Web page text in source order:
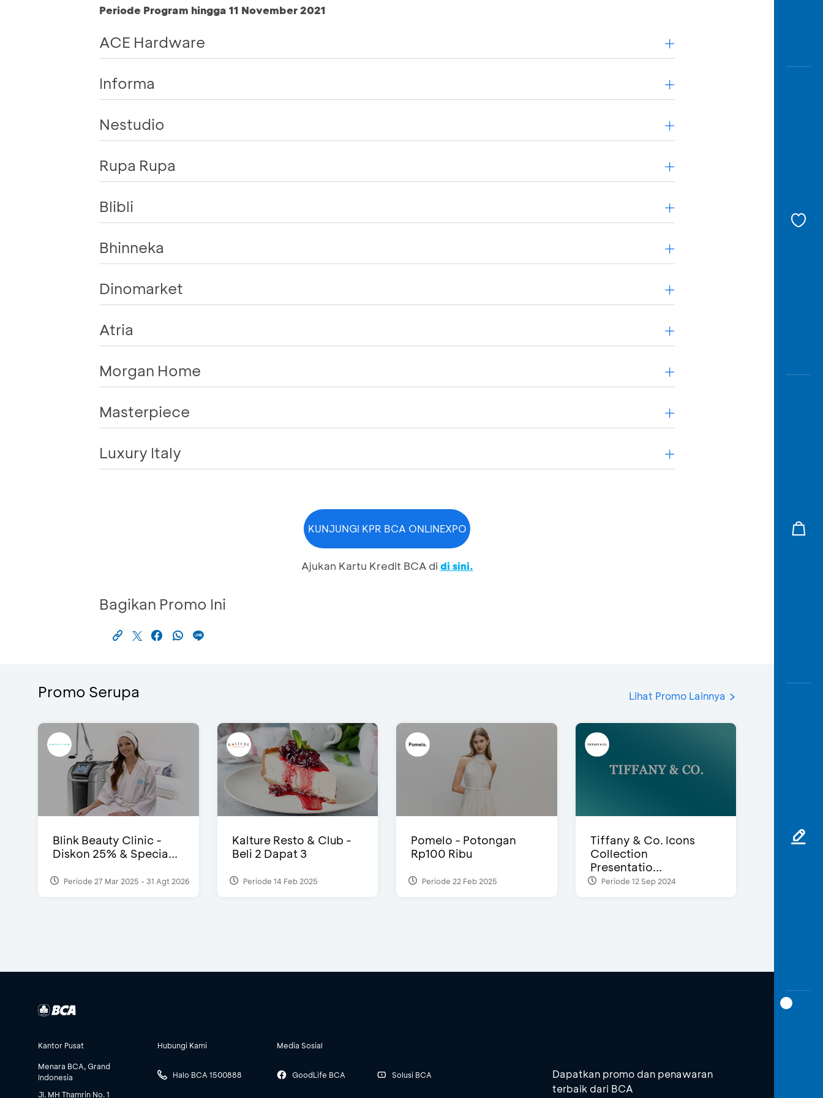
Periode Program hingga 11 November 2021
ACE Hardware
Informa
Nestudio
Rupa Rupa
Blibli
Bhinneka
Dinomarket
Atria
Morgan Home
Masterpiece
Luxury Italy
KUNJUNGI KPR BCA ONLINEXPO
Ajukan Kartu Kredit BCA didi sini.
Bagikan Promo Ini
Promo Serupa Lihat Promo Lainnya
Blink Beauty Clinic -
Diskon 25% & Specia...
Periode 27 Mar 2025 - 31 Agt 2026
Kalture Resto & Club -
Beli 2 Dapat 3
Periode 14 Feb 2025
Pomelo - Potongan
Rp100 Ribu
Periode 22 Feb 2025
Tiffany & Co. Icons
Collection
Presentatio...
Periode 12 Sep 2024
Kantor Pusat
Menara BCA, Grand
Indonesia
Jl. MH Thamrin No. 1
Hubungi Kami
Halo BCA 1500888
Media Sosial
GoodLife BCA Solusi BCA
Dapatkan promo dan penawaran
terbaik dari BCA